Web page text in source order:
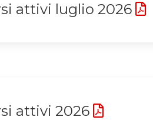
attivi luglio 2026
attivi 2026